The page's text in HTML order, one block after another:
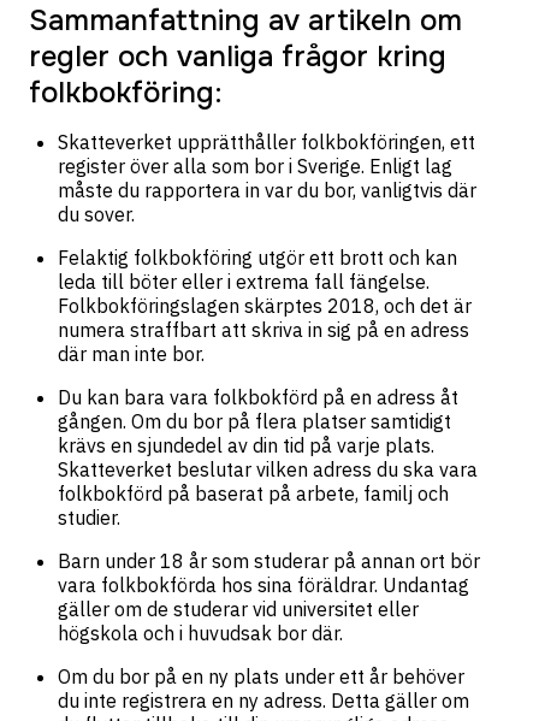
Sammanfattning av artikeln om
regler och vanliga frågor kring
folkbokföring:
Skatteverket upprätthåller folkbokföringen, ett
register över alla som bor i Sverige. Enligt lag
måste du rapportera in var du bor, vanligtvis där
du sover.
Felaktig folkbokföring utgör ett brott och kan
leda till böter eller i extrema fall fängelse.
Folkbokföringslagen skärptes 2018, och det är
numera straffbart att skriva in sig på en adress
där man inte bor.
Du kan bara vara folkbokförd på en adress åt
gången. Om du bor på flera platser samtidigt
krävs en sjundedel av din tid på varje plats.
Skatteverket beslutar vilken adress du ska vara
folkbokförd på baserat på arbete, familj och
studier.
Barn under 18 år som studerar på annan ort bör
vara folkbokförda hos sina föräldrar. Undantag
gäller om de studerar vid universitet eller
högskola och i huvudsak bor där.
Om du bor på en ny plats under ett år behöver
du inte registrera en ny adress. Detta gäller om